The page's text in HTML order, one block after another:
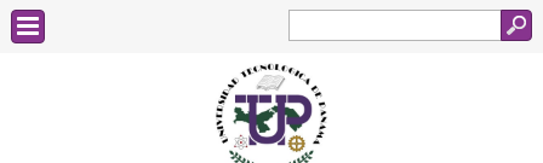
de
búsqueda
Estudiantes
Docentes